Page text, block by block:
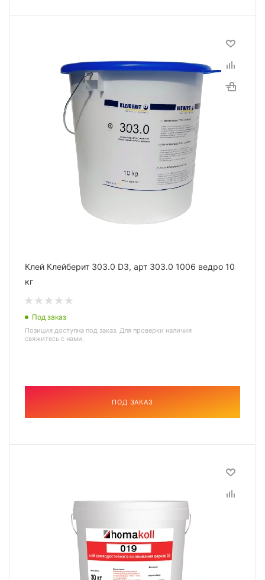
Клей Клейберит 303.0 D3, арт 303.0 1006 ведро 10
кг
Под заказ
Позиция доступна под заказ. Для проверки наличия
свяжитесь с нами.
ПОД ЗАКАЗ